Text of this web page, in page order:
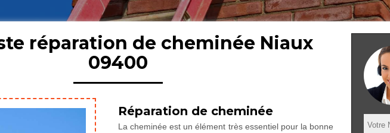
réparation de cheminée Niaux
09400
Réparation de cheminée
La cheminée est un élément très essentiel pour la bonne